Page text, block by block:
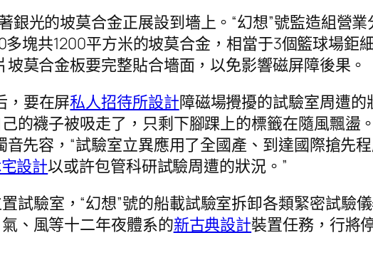
銀光的坡莫合金正展設到墻上。“幻想”號監造組營
塊共1200平方米的坡莫合金，相當于3個籃球場鉅
莫合金板要完整貼合墻面，以免影響磁屏障後果。
，要在屏私人招待所設計障磁場攪擾的試驗室周遭的
的襪子被吸走了，只剩下腳踝上的標籤在隨風飄盪
先容，“試驗室立異應用了全國產、到達國際搶先
設計以或許包管科研試驗周遭的狀況。”
試驗室，“幻想”號的船載試驗室拆卸各類緊密試驗
、風等十二年夜體系的新古典設計裝置任務，行將